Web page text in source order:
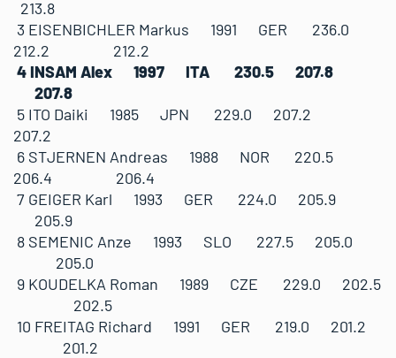
213.8
3 EISENBICHLER Markus 1991 GER 236.0
212.2 212.2
4 INSAM Alex 1997 ITA 230.5 207.8
207.8
5 ITO Daiki 1985 JPN 229.0 207.2
207.2
6 STJERNEN Andreas 1988 NOR 220.5
206.4 206.4
7 GEIGER Karl 1993 GER 224.0 205.9
205.9
8 SEMENIC Anze 1993 SLO 227.5 205.0
205.0
9 KOUDELKA Roman 1989 CZE 229.0 202.5
202.5
10 FREITAG Richard 1991 GER 219.0 201.2
201.2